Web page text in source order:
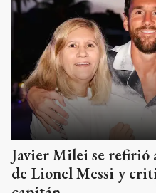
Javier Milei se refirió
de Lionel Messi y